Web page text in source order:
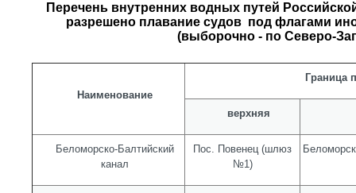
Перечень внутренних водных путей
разрешено плавание судов под флагами
(выборочно - по Северо-
Наименование
Граница
верхняя
Беломорско-Балтийский
канал
Пос. Повенец (шлюз
№1)